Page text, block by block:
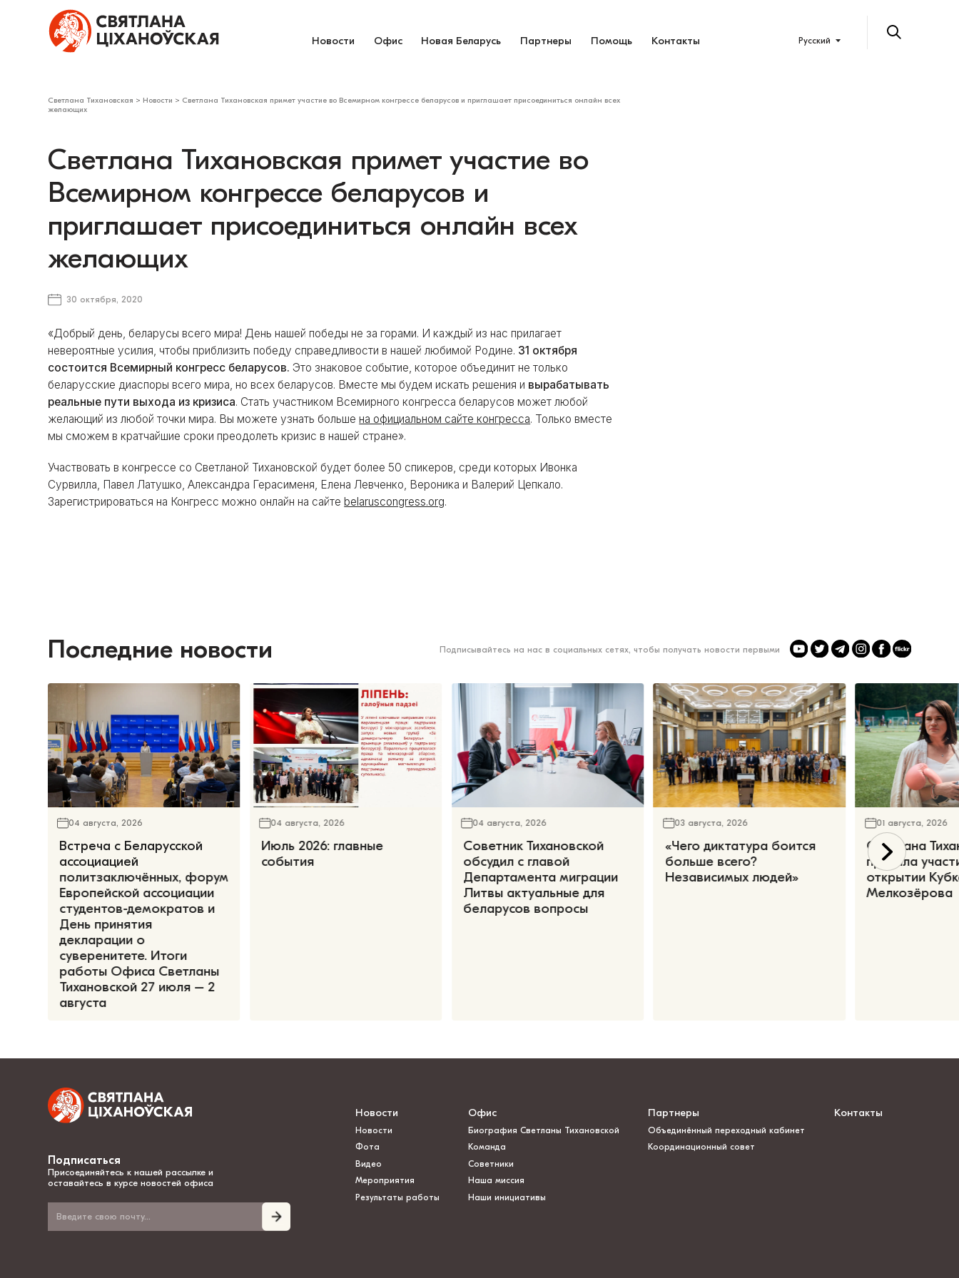
Новости Офис Новая Беларусь Партнеры Помощь Контакты Русский
Светлана Тихановская > Новости > Светлана Тихановская примет участие во Всемирном конгрессе беларусов и приглашает присоединиться онлайн всех
желающих
Светлана Тихановская примет участие во
Всемирном конгрессе беларусов и
приглашает присоединиться онлайн всех
желающих
30 октября, 2020
«Добрый день, беларусы всего мира! День нашей победы не за горами. И каждый из нас прилагает
невероятные усилия, чтобы приблизить победу справедливости в нашей любимой Родине. 31 октября
состоится Всемирный конгресс беларусов. Это знаковое событие, которое объединит не только
беларусские диаспоры всего мира, но всех беларусов. Вместе мы будем искать решения и вырабатывать
реальные пути выхода из кризиса. Стать участником Всемирного конгресса беларусов может любой
желающий из любой точки мира. Вы можете узнать большена официальном сайте конгресса. Только вместе
мы сможем в кратчайшие сроки преодолеть кризис в нашей стране».
Участвовать в конгрессе со Светланой Тихановской будет более 50 спикеров, среди которых Ивонка
Сурвилла, Павел Латушко, Александра Герасименя, Елена Левченко, Вероника и Валерий Цепкало.
Зарегистрироваться на Конгресс можно онлайн на сайтеbelaruscongress.org.
Последние новости Подписывайтесь на нас в социальных сетях, чтобы получать новости первыми
04 августа, 2026
Встреча с Беларусской
ассоциацией
политзаключённых, форум
Европейской ассоциации
студентов-демократов и
День принятия
декларации о
суверенитете. Итоги
работы Офиса Светланы
Тихановской 27 июля – 2
августа
04 августа, 2026
Июль 2026: главные
события
04 августа, 2026
Советник Тихановской
обсудил с главой
Департамента миграции
Литвы актуальные для
беларусов вопросы
03 августа, 2026
«Чего диктатура боится
больше всего?
Независимых людей»
01 августа, 2026
Светлана
приняла
открытии
Мелкозёрова
Подписаться
Присоединяйтесь к нашей рассылке и
оставайтесь в курсе новостей офиса
Новости
Новости
Фота
Видео
Мероприятия
Результаты работы
Офис
Биография Светланы Тихановской
Команда
Советники
Наша миссия
Наши инициативы
Партнеры
Объединённый переходный кабинет
Координационный совет
Контакты